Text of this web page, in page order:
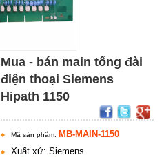
Mua - bán main tổng đài
điện thoại Siemens
Hipath 1150
Mã sản phẩm: MB-MAIN-1150
Xuất xứ: Siemens